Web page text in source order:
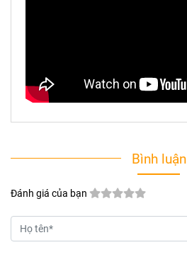
Bình luận
Đánh giá của bạn